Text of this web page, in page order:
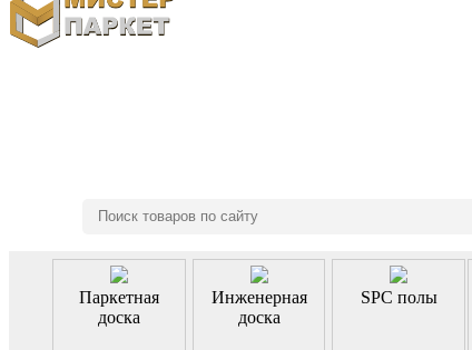
Паркетная
доска
Инженерная
доска
SPC полы